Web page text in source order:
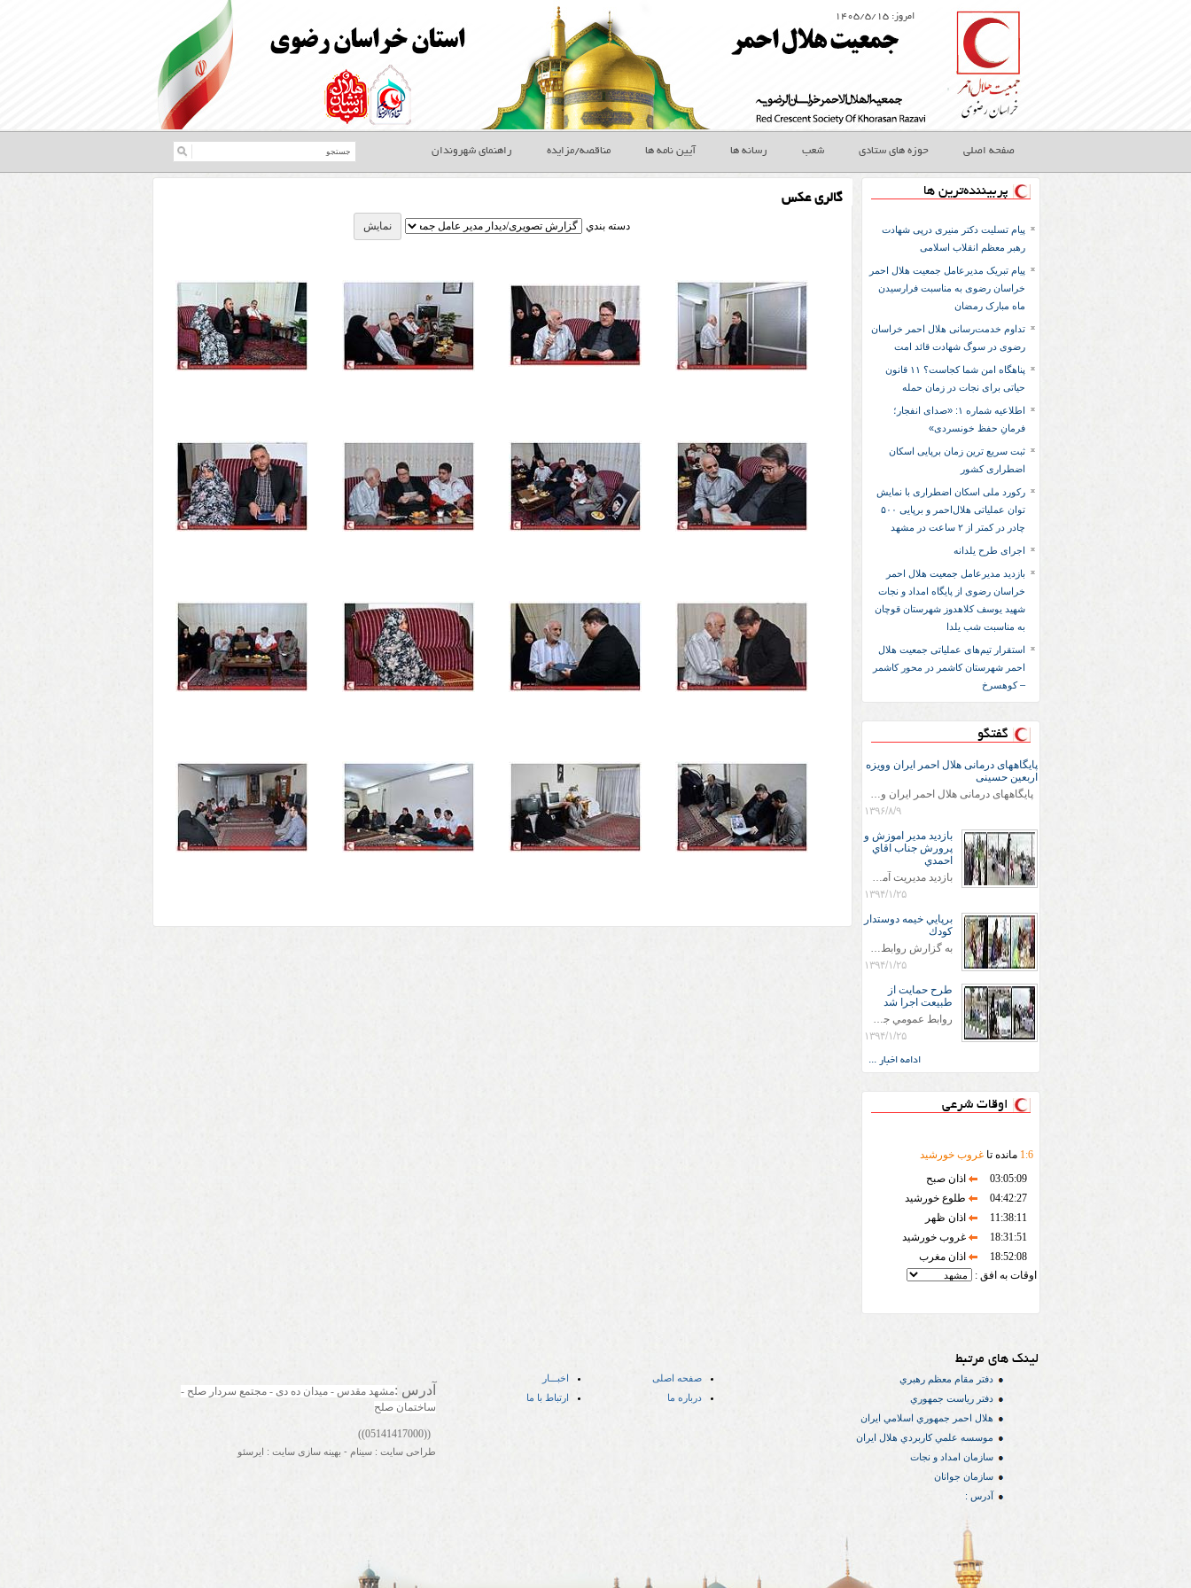
امروز: ۱۴۰۵/۵/۱۵
صفحه اصلی حوزه های ستادی شعب رسانه ها آیین نامه ها مناقصه/مزایده راهنمای شهروندان
پربیننده‌ترین ها
پیام تسلیت دکتر منیری درپی شهادت
رهبر معظم انقلاب اسلامی
پیام تبریک مدیرعامل جمعیت هلال احمر
خراسان رضوی به مناسبت فرارسیدن
ماه مبارک رمضان
تداوم خدمت‌رسانی هلال احمر خراسان
رضوی در سوگ شهادت قائد امت
پناهگاه امن شما کجاست؟ ۱۱ قانون
حیاتی برای نجات در زمان حمله
اطلاعیه شماره ۱: «صدای انفجار؛
فرمانِ حفظ خونسردی»
ثبت سریع‌ ترین زمان برپایی اسکان
اضطراری کشور
رکورد ملی اسکان اضطراری با نمایش
توان عملیاتی هلال‌احمر و برپایی ۵۰۰
چادر در کمتر از ۲ ساعت در مشهد
اجرای طرح یلدانه
بازدید مدیرعامل جمعیت هلال احمر
خراسان رضوی از پایگاه امداد و نجات
شهید یوسف کلاهدوز شهرستان قوچان
به مناسبت شب یلدا
استقرار تیم‌های عملیاتی جمعیت هلال
احمر شهرستان کاشمر در محور کاشمر
– کوهسرخ
گفتگو
پایگاههای درمانی هلال احمر ایران وویزه
اربعین حسینی
پایگاههای درمانی هلال احمر ایران وویزه اربعین حسینی
۱۳۹۶/۸/۹
بازديد مدير اموزش و
پرورش جناب اقاي
احمدي
بازديد مديريت آموزش و پروش جناب اقاي احمدي به همراه اعضاي ستاد اسكان آموزش و پروش شهرستان سرخس در ساعت 11:30 در مورخه 11/1/1394 صورت گرفت و مسئولین با حضور در پست مسافرين نوروزی كه جمعیت هلال احمر شهرستان از نزدیک در جریان روند اجرای طرح های قرار گرفتند .
۱۳۹۴/۱/۲۵
برپايي خيمه دوستدار
كودك
به گزارش روابط عمومي جمعيت هلال احمر شهرستان سرخس علاوه بر اجرای خدمات امدادی، راهنمایی های گردشگری و موقعیت های جغرافیایی و برپایی چادرهای سلامت به منظور سنجش رایگان فشار و قندخون مسافران، ، خيمه هايي.با عنوان دوستدار کودک تجهیزشده که دراین فضا کودکان مراجعه کننده از طریق نقاشی و سایر هنرهای تجسمی با مفاهیم جمعیت هلال احمر و اصول هفتگانه آن آشنا می شوند. به دليل حضور چشم گير كودكان و خانواده ها سعی شده در قالب های متناسب با سنین کودکان مراجعه کنند
۱۳۹۴/۱/۲۵
طرح حمايت از
طبيعت اجرا شد
روابط عمومي جمعيت هلال احمر سرخس جمعيت هلال احمر سرخس در روز طبيعت جوانان جمعيت هلال احمر سرخس در راستاي حفاظت و حمايت از محيط زيست با انگيزه داشتن طبيعت زيبا و بدون زباله و جهت فرهنگ سازي طرح حمايت از طبيعت را اجرا نمودند. اين طرح با رويكرد حمايتي و اموزشي در خصوص اشتي باطبيعت اجرا شد و در اين طرح 700 عدد كيسه زباله وبروشور در خروجي هاي شهر بين همشهريان و مسافرين نوروزي توزيع گرديد و در راه بازگشت كيسه هاي زباله توسط همشهريان به مامورين محترم شهرداري مستقر در ورودي شهر
۱۳۹۴/۱/۲۵
ادامه اخبار ...
اوقات شرعی
1:6 مانده تاغروب خورشید
03:05:09
اذان صبح
04:42:27
طلوع خورشید
11:38:11
اذان ظهر
18:31:51
غروب خورشید
18:52:08
اذان مغرب
اوقات به افق :
گالری عکس
دسته بندي
لینک های مرتبط
دفتر مقام معظم رهبري
دفتر رياست جمهوري
هلال احمر جمهوري اسلامي ايران
موسسه علمي كاربردي هلال ایران
سازمان امداد و نجات
سازمان جوانان
آدرس :
صفحه اصلی
اخبـــار
درباره ما
ارتباط با ما آدرس :
ساختمان صلح
((05141417000))
طراحی سایت : سینام - بهینه سازی سایت : ایرسئو